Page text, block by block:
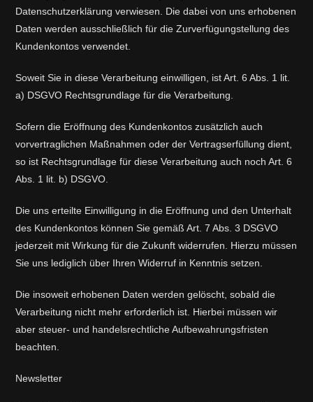
Datenschutzerklärung verwiesen. Die dabei von uns erhobenen
Daten werden ausschließlich für die Zurverfügungstellung des
Kundenkontos verwendet.
Soweit Sie in diese Verarbeitung einwilligen, ist Art. 6 Abs. 1 lit.
a) DSGVO Rechtsgrundlage für die Verarbeitung.
Sofern die Eröffnung des Kundenkontos zusätzlich auch
vorvertraglichen Maßnahmen oder der Vertragserfüllung dient,
so ist Rechtsgrundlage für diese Verarbeitung auch noch Art. 6
Abs. 1 lit. b) DSGVO.
Die uns erteilte Einwilligung in die Eröffnung und den Unterhalt
des Kundenkontos können Sie gemäß Art. 7 Abs. 3 DSGVO
jederzeit mit Wirkung für die Zukunft widerrufen. Hierzu müssen
Sie uns lediglich über Ihren Widerruf in Kenntnis setzen.
Die insoweit erhobenen Daten werden gelöscht, sobald die
Verarbeitung nicht mehr erforderlich ist. Hierbei müssen wir
aber steuer- und handelsrechtliche Aufbewahrungsfristen
beachten.
Newsletter